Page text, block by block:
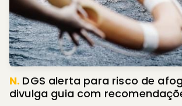
N. DGS alerta para risco de
divulga guia com